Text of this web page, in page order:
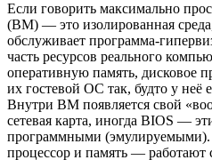
Если говорить максимально
(ВМ) — это изолированная
обслуживает программа-
часть ресурсов реального
оперативную память, дисковое
их гостевой ОС так, будто у неё
Внутри ВМ появляется свой
сетевая карта, иногда BIOS —
программными
процессор и память — работают